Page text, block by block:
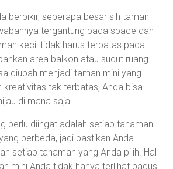
berpikir, seberapa besar sih taman
tergantung pada space dan
kecil tidak harus terbatas pada
area balkon atau sudut ruang
diubah menjadi taman mini yang
kreativitas tak terbatas, Anda bisa
di mana saja.
perlu diingat adalah setiap tanaman
berbeda, jadi pastikan Anda
setiap tanaman yang Anda pilih. Hal
mini Anda tidak hanya terlihat bagus